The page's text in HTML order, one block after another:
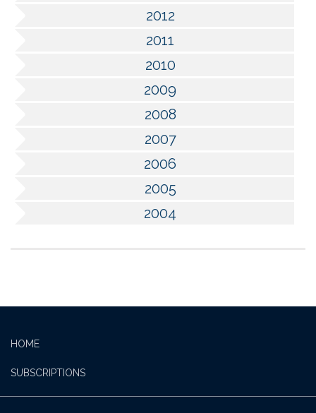
2012
2011
2010
2009
2008
2007
2006
2005
2004
HOME
SUBSCRIPTIONS